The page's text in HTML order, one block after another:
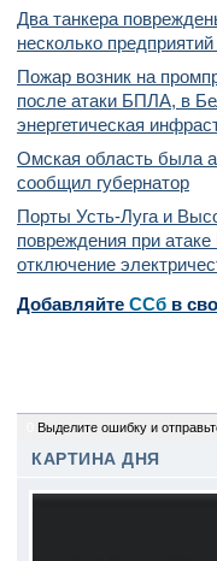
Два танкера
несколько
Пожар возник на
после атаки БПЛА, в
энергетическая
Омская область была
сообщил губернатор
Порты Усть-Луга и
повреждения при
отключение
Добавляйте CСб в
Выделите ошибку и
КАРТИНА ДНЯ